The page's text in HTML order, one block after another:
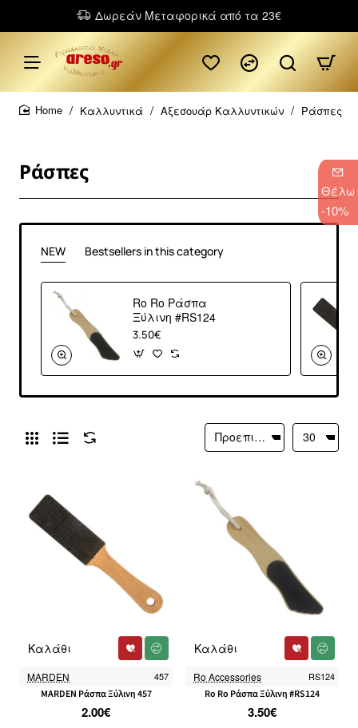
Θέλω
-10%
Δωρεάν Μεταφορικά από τα 23€
Καλλυντικά Αξεσουάρ Καλλυντικών Ράσπες
Ράσπες
NEW Bestsellers in this category
Ro Ro Ράσπα
Ξύλινη #RS124
3.50€
MARDEN 457
MARDEN Ράσπα Ξύλινη 457
2.00€
Καλάθι
Ro Accessories RS124
Ro Ro Ράσπα Ξύλινη #RS124
3.50€
Καλάθι